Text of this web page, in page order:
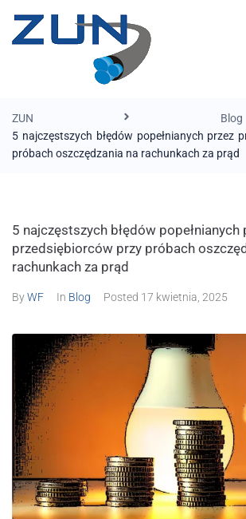
ZUN
Blog
5 najczęstszych błędów popełnianych przez
próbach oszczędzania na rachunkach za prąd
5 najczęstszych błędów popełnianych
przedsiębiorców przy próbach
rachunkach za prąd
ByWF In Blog Posted 17 kwietnia, 2025